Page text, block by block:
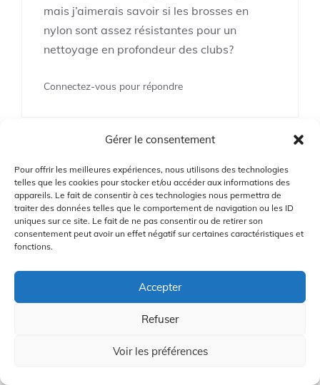
Gérer le consentement
Pour offrir les meilleures expériences, nous utilisons des technologies
telles que les cookies pour stocker et/ou accéder aux informations des
appareils. Le fait de consentir à ces technologies nous permettra de
traiter des données telles que le comportement de navigation ou les ID
uniques sur ce site. Le fait de ne pas consentir ou de retirer son
consentement peut avoir un effet négatif sur certaines caractéristiques et
fonctions.
Accepter
Refuser
Voir les préférences
mais j’aimerais savoir si les brosses en
nylon sont assez résistantes pour un
nettoyage en profondeur des clubs?
Connectez-vous pour répondre
Butterfly
25/02/2024 à 1:24 pm
Ce produit semble très convivial et facile à
utiliser avec sa pompe-presse pour
vaporiser l’eau. J’aime l’idée d’avoir une
bouteille de pulvérisation intégrée, cela
rend le nettoyage des clubs plus pratique.